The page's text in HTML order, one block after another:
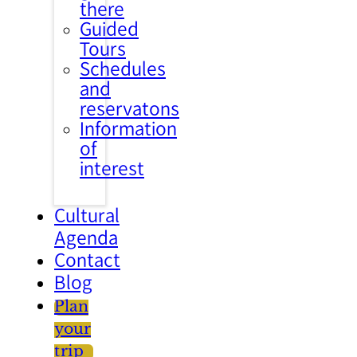
there
Guided
Tours
Schedules
and
reservatons
Information
of
interest
Cultural
Agenda
Contact
Blog
Plan
your
trip